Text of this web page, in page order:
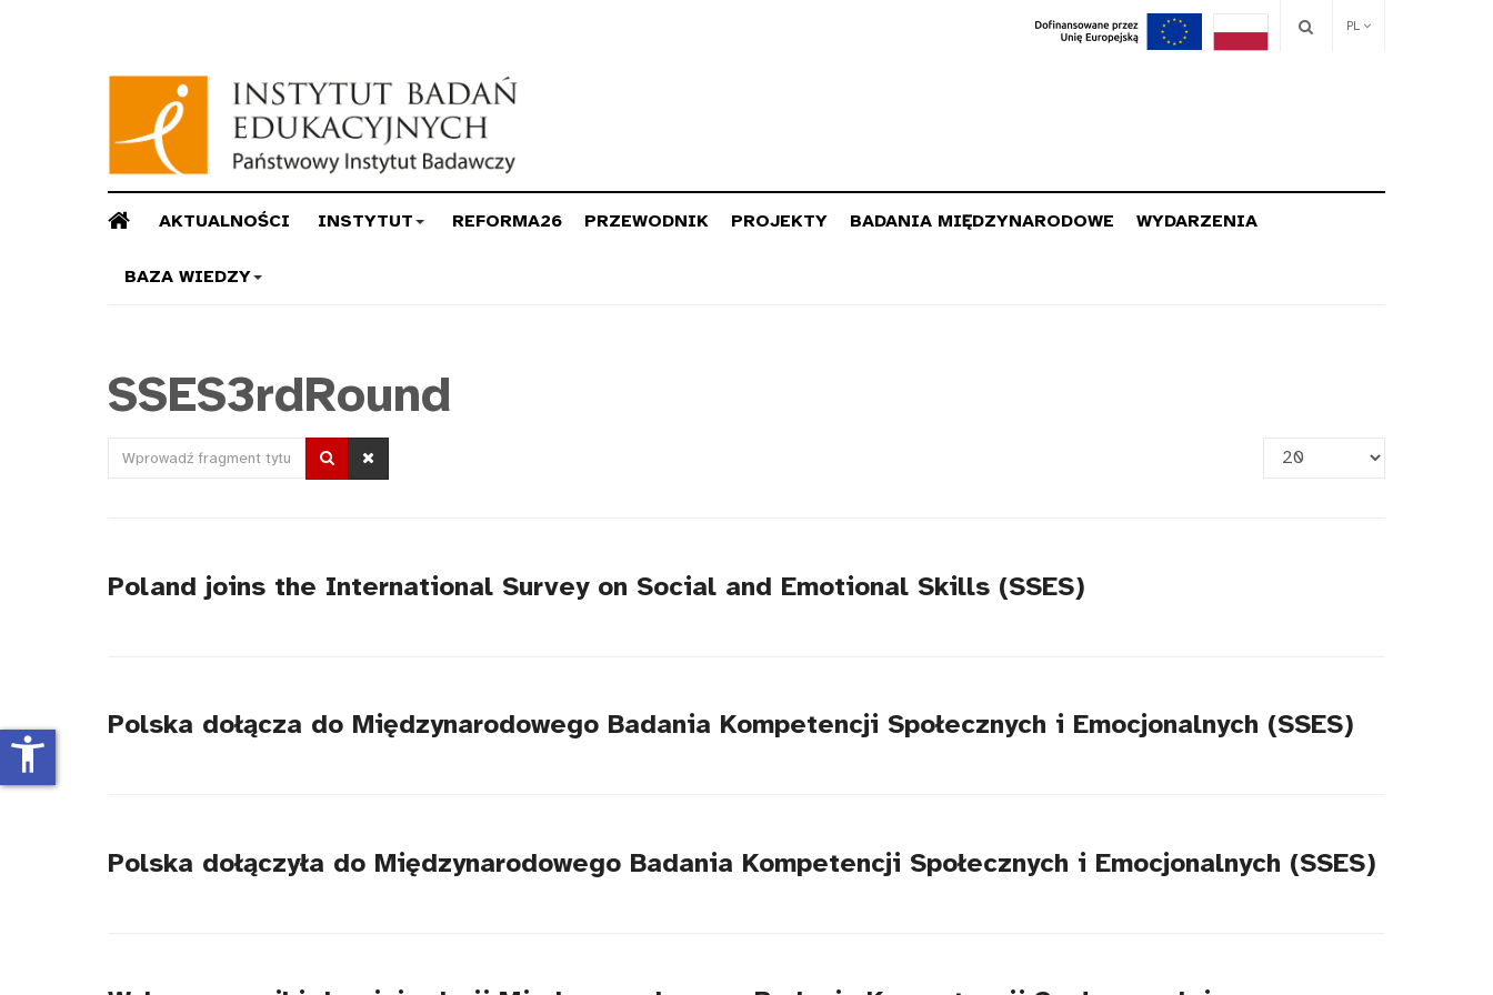
PL
AKTUALNOŚCI INSTYTUT REFORMA26 PRZEWODNIK PROJEKTY BADANIA MIĘDZYNARODOWE WYDARZENIA
BAZA WIEDZY
SSES3rdRound
Wprowadź
Pokaż
Poland joins the International Survey on Social and Emotional Skills (SSES)
Polska dołącza do Międzynarodowego Badania Kompetencji Społecznych i Emocjonalnych (SSES)
Polska dołączyła do Międzynarodowego Badania Kompetencji Społecznych i Emocjonalnych (SSES)
accessibility_new